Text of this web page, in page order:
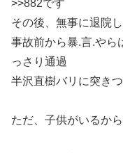
>>882です
その後、無事に退院
事故前から暴.言.やら
っさり通過
半沢直樹バリに突き
ただ、子供がいるか